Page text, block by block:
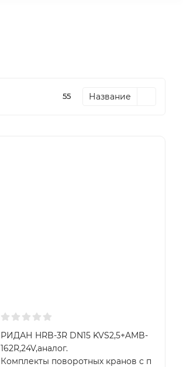
55 Название
РИДАН HRB-3R DN15 KVS2,5+AMB-
162R,24V,аналог.
Комплекты поворотных кранов с п